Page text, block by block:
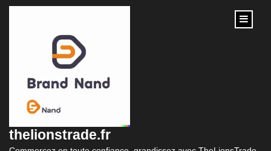
content
thelionstrade.fr
Boutique en Ligne